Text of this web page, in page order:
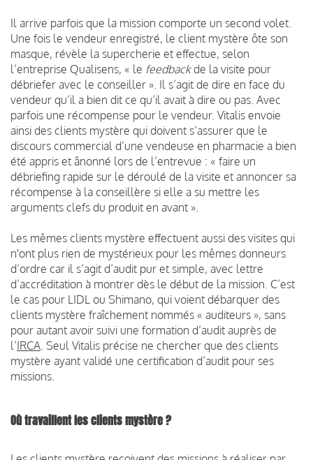
Il arrive parfois que la mission comporte un second volet.
Une fois le vendeur enregistré, le client mystère ôte son
masque, révèle la supercherie et effectue, selon
l’entreprise Qualisens, « le feedbackde la visite pour
débriefer avec le conseiller ». Il s’agit de dire en face du
vendeur qu’il a bien dit ce qu’il avait à dire ou pas. Avec
parfois une récompense pour le vendeur. Vitalis envoie
ainsi des clients mystère qui doivent s’assurer que le
discours commercial d’une vendeuse en pharmacie a bien
été appris et ânonné lors de l’entrevue : « faire un
débriefing rapide sur le déroulé de la visite et annoncer sa
récompense à la conseillère si elle a su mettre les
arguments clefs du produit en avant ».
Les mêmes clients mystère effectuent aussi des visites qui
n'ont plus rien de mystérieux pour les mêmes donneurs
d’ordre car il s’agit d’audit pur et simple, avec lettre
d’accréditation à montrer dès le début de la mission. C’est
le cas pour LIDL ou Shimano, qui voient débarquer des
clients mystère fraîchement nommés « auditeurs », sans
pour autant avoir suivi une formation d’audit auprès de
l’IRCA . Seul Vitalis précise ne chercher que des clients
mystère ayant validé une certification d’audit pour ses
missions.
Où travaillent les clients mystère ?